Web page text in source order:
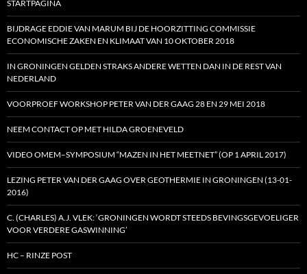
STARTPAGINA
BIJDRAGE EDDIE VAN MARUM BIJ DE HOORZITTING COMMISSIE
ECONOMISCHE ZAKEN EN KLIMAAT VAN 10 OKTOBER 2018
IN GRONINGEN GELDEN STRAKS ANDERE WETTEN DAN IN DE REST VAN
NEDERLAND
VOORPROEF WORKSHOP PETER VAN DER GAAG 28 EN 29 MEI 2018
NEEM CONTACT OP MET HILDA GROENEVELD
VIDEO OMEM–SYMPOSIUM “MAZEN IN HET MEETNET” (OP 1 APRIL 2017)
LEZING PETER VAN DER GAAG OVER GEOTHERMIE IN GRONINGEN (13-01-
2016)
C. (CHARLES) A.J. VLEK: ‘GRONINGEN WORDT STEEDS BEVINGSGEVOELIGER
VOOR VERDERE GASWINNING’
HC – RINZE POST